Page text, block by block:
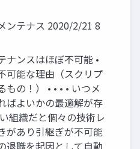
ンテナス 2020/2/21 8
ナンスはほぼ不可能 •
可能な理由（スクリプ
もの！） • • • • いつメ
ばよいかの最適解が存
組織だと個々の技術レ
があり引継ぎが不可能